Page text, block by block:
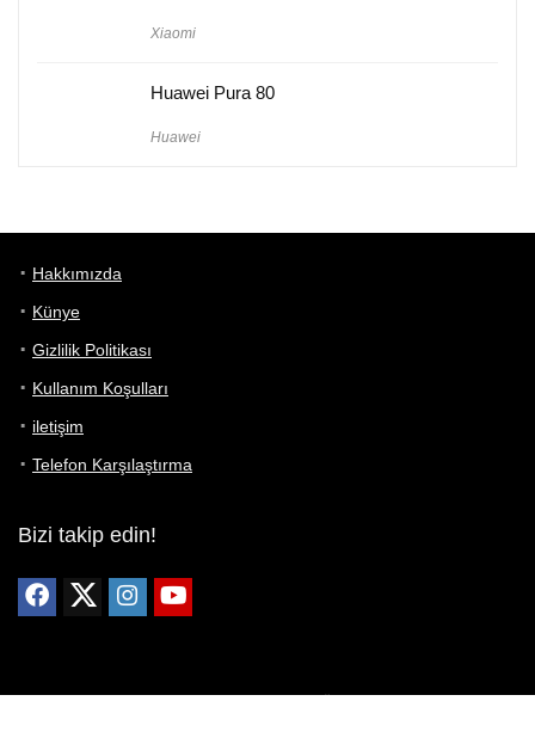
Xiaomi
Huawei Pura 80
Huawei
Hakkımızda
Künye
Gizlilik Politikası
Kullanım Koşulları
iletişim
Telefon Karşılaştırma
Bizi takip edin!